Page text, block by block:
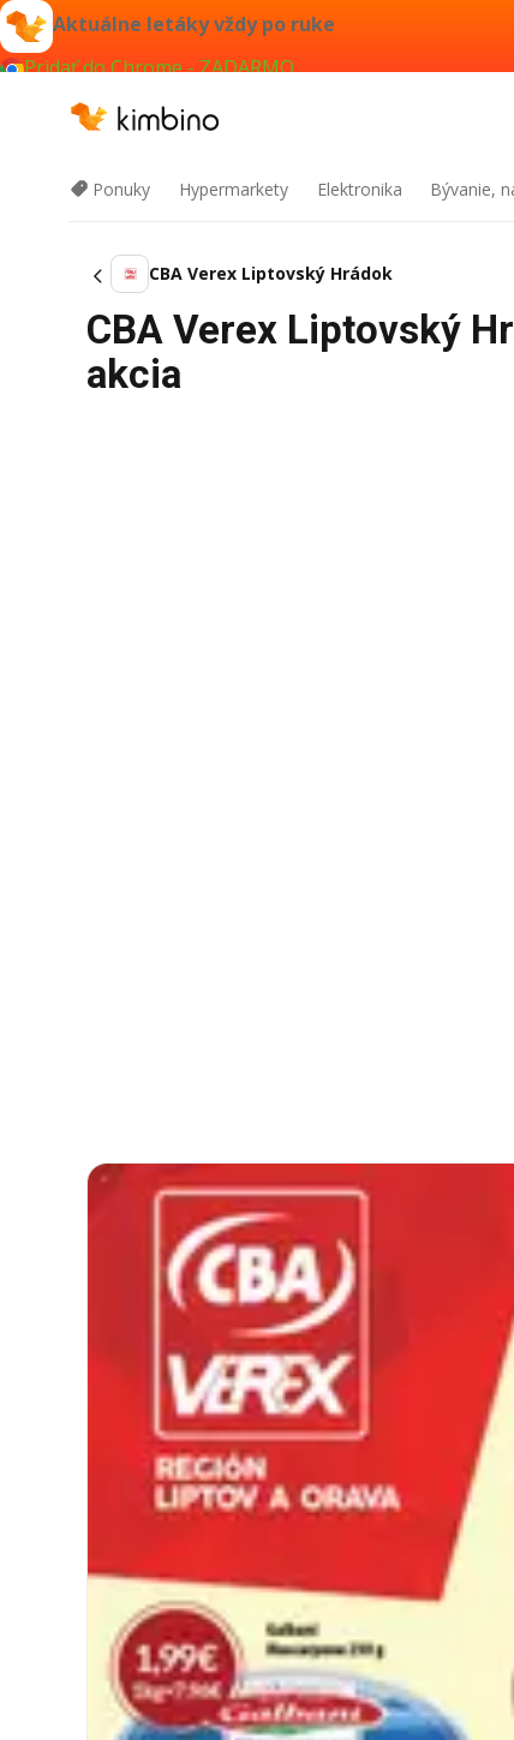
Aktuálne letáky vždy po ruke
Pridať do Chrome - ZADARMO
Ponuky Hypermarkety Elektronika Bývanie,
CBA Verex Liptovský Hrádok
CBA Verex Liptovský
akcia